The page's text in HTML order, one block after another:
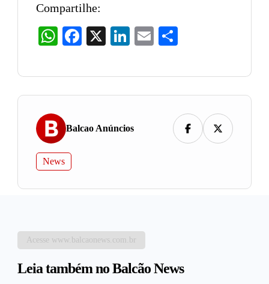
Compartilhe:
WhatsAppFacebook LinkedIn
Email
Balcao Anúncios
News
Acesse www.balcaonews.com.br
Leia também no Balcão News